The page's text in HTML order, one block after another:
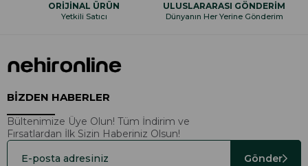
ORİJİNAL ÜRÜN
Yetkili Satıcı
ULUSLARARASI GÖNDERİM
Dünyanın Her Yerine Gönderim
BİZDEN HABERLER
Bültenimize Üye Olun! Tüm İndirim ve
Fırsatlardan İlk Sizin Haberiniz Olsun!
Gönder